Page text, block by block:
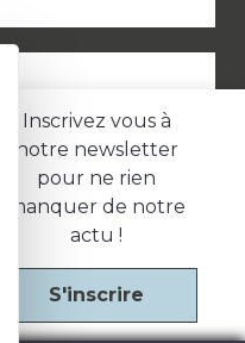
Inscrivez vous à
notre newsletter
pour ne rien
manquer de notre
actu !
S'inscrire
confidentialité